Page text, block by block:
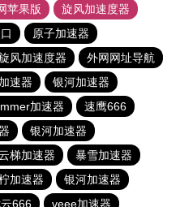
苹果版
旋风加速度器
原子加速器
风加速度器
外网网址导航
速器
银河加速器
加速器
速鹰666
银河加速器
梯加速器
暴雪加速器
加速器
银河加速器
666 veee加速器